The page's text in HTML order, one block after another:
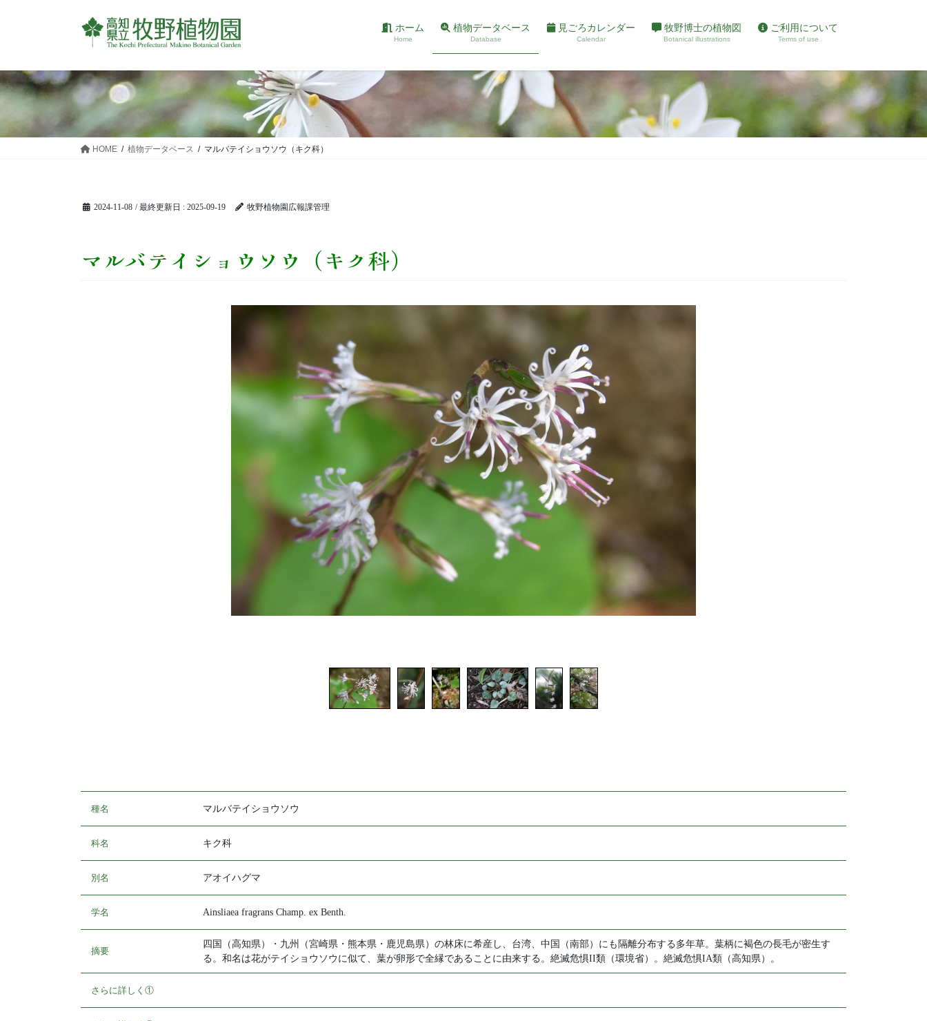
ツ
に
シ
ョ
移
ホーム
Home
植物データベース
Database
見ごろカレンダー
Calendar
牧野博士の植物図
Botanical illustrations
ご利用について
Terms of use
HOME 植物データベース マルバテイショウソウ（キク科）
2024-11-08 / 最終更新日 : 2025-09-19 牧野植物園広報課管理
マルバテイショウソウ（キク科）
種名 マルバテイショウソウ
科名 キク科
別名 アオイハグマ
学名 Ainsliaea fragrans Champ. ex Benth.
摘要
四国（高知県）・九州（宮崎県・熊本県・鹿児島県）の林床に希産し、台湾、中国（南部）にも隔離分布する多年草。葉柄に褐色の長毛が密生す
る。和名は花がテイショウソウに似て、葉が卵形で全縁であることに由来する。絶滅危惧II類（環境省）。絶滅危惧IA類（高知県）。
さらに詳しく①